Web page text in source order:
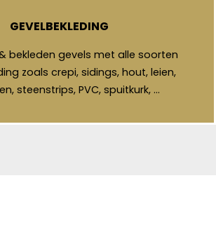
GEVELBEKLEDING
bekleden gevels met alle soorten
zoals crepi, sidings, hout, leien,
steenstrips, PVC, spuitkurk, …